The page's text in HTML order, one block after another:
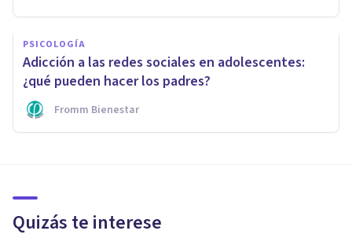
PSICOLOGÍA
Adicción a las redes sociales en adolescentes:
¿qué pueden hacer los padres?
Fromm Bienestar
Quizás te interese